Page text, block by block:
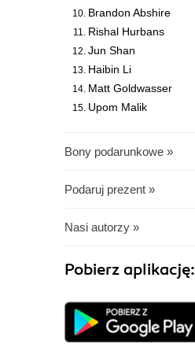
Brandon Abshire
Rishal Hurbans
Jun Shan
Haibin Li
Matt Goldwasser
Upom Malik
Bony podarunkowe »
Podaruj prezent »
Nasi autorzy »
Pobierz aplikację: